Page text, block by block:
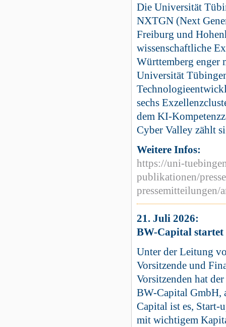
Die Universität
NXTGN (Next
Freiburg und
wissenschaftliche
Württemberg
Universität
sechs
dem KI-
Cyber Valley zählt
Weitere Infos:
https://uni-
publikationen/
21. Juli 2026:
BW-Capital
Unter der Leitung
Vorsitzende und
Vorsitzenden hat
BW-Capital GmbH,
Capital ist es, Start-
mit wichtigem